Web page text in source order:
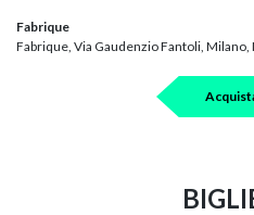
Fabrique
Fabrique, Via Gaudenzio Fantoli, Milano,